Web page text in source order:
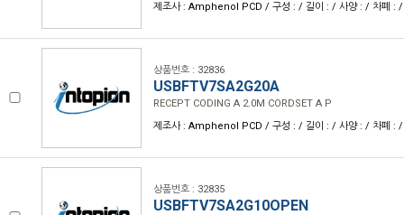
제조사 : Amphenol PCD / 구성 : / 길이 : / 사양 : / 차폐 : /
상품번호 : 32836
USBFTV7SA2G20A
RECEPT CODING A 2.0M CORDSET A P
제조사 : Amphenol PCD / 구성 : / 길이 : / 사양 : / 차폐 : /
상품번호 : 32835
USBFTV7SA2G10OPEN